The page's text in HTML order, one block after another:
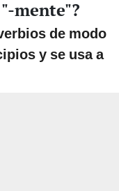
mente"?
de modo
y se usa a